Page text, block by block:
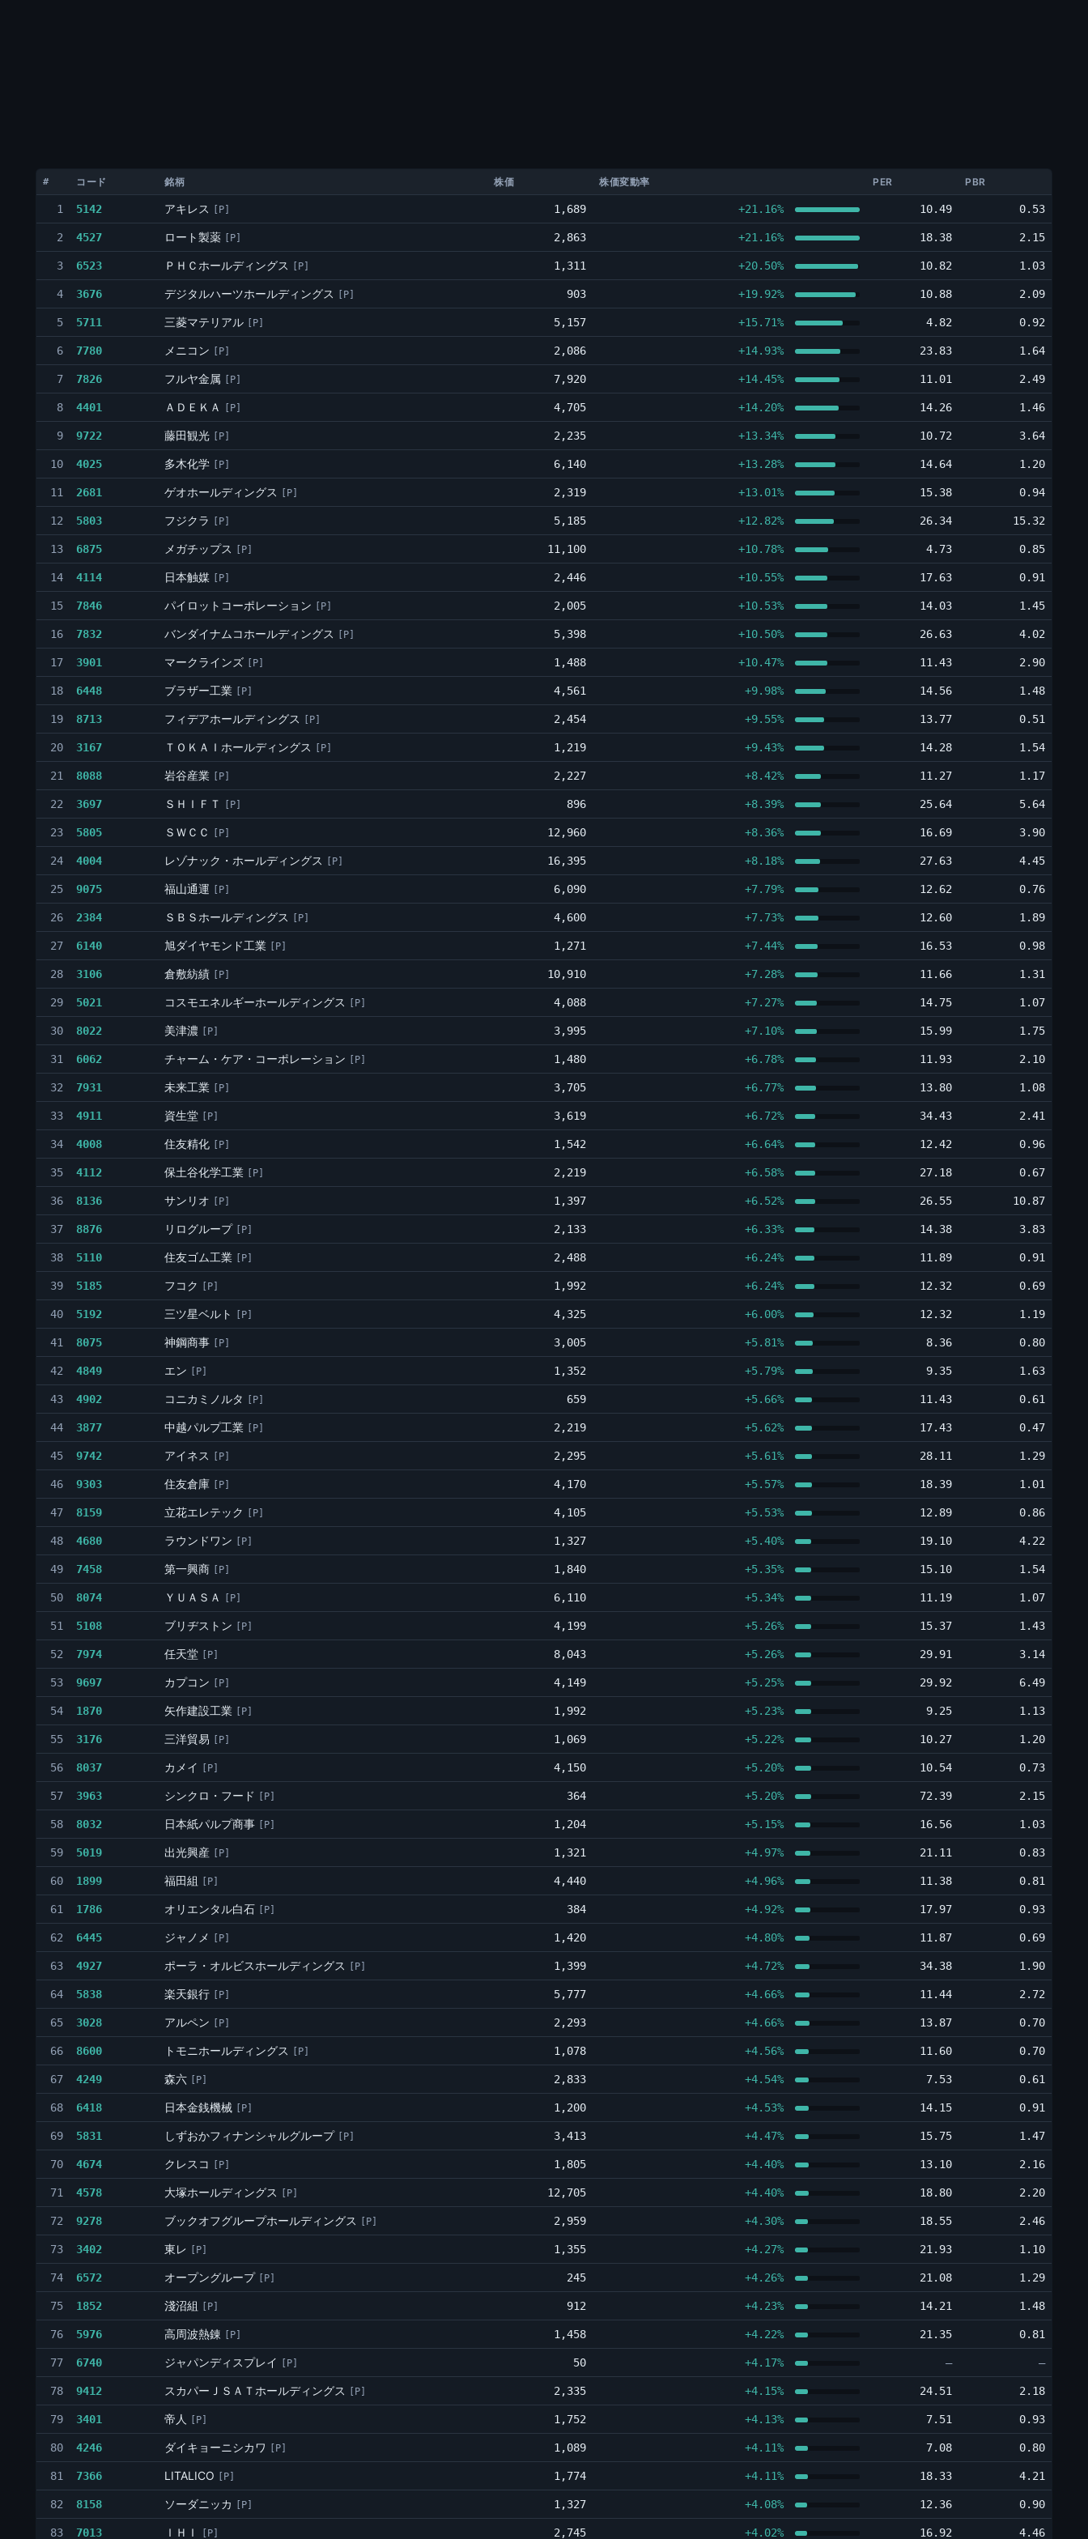
# コード 銘柄 株価 株価変動率 PER PBR
1 5142 アキレス [P] 1,689 +21.16% 10.49 0.53
2 4527 ロート製薬 [P] 2,863 +21.16% 18.38 2.15
3 6523 ＰＨＣホールディングス [P] 1,311 +20.50% 10.82 1.03
4 3676 デジタルハーツホールディングス [P] 903 +19.92% 10.88 2.09
5 5711 三菱マテリアル [P] 5,157 +15.71% 4.82 0.92
6 7780 メニコン [P] 2,086 +14.93% 23.83 1.64
7 7826 フルヤ金属 [P] 7,920 +14.45% 11.01 2.49
8 4401 ＡＤＥＫＡ [P] 4,705 +14.20% 14.26 1.46
9 9722 藤田観光 [P] 2,235 +13.34% 10.72 3.64
10 4025 多木化学 [P] 6,140 +13.28% 14.64 1.20
11 2681 ゲオホールディングス [P] 2,319 +13.01% 15.38 0.94
12 5803 フジクラ [P] 5,185 +12.82% 26.34 15.32
13 6875 メガチップス [P] 11,100 +10.78% 4.73 0.85
14 4114 日本触媒 [P] 2,446 +10.55% 17.63 0.91
15 7846 パイロットコーポレーション [P] 2,005 +10.53% 14.03 1.45
16 7832 バンダイナムコホールディングス [P] 5,398 +10.50% 26.63 4.02
17 3901 マークラインズ [P] 1,488 +10.47% 11.43 2.90
18 6448 ブラザー工業 [P] 4,561 +9.98% 14.56 1.48
19 8713 フィデアホールディングス [P] 2,454 +9.55% 13.77 0.51
20 3167 ＴＯＫＡＩホールディングス [P] 1,219 +9.43% 14.28 1.54
21 8088 岩谷産業 [P] 2,227 +8.42% 11.27 1.17
22 3697 ＳＨＩＦＴ [P] 896 +8.39% 25.64 5.64
23 5805 ＳＷＣＣ [P] 12,960 +8.36% 16.69 3.90
24 4004 レゾナック・ホールディングス [P] 16,395 +8.18% 27.63 4.45
25 9075 福山通運 [P] 6,090 +7.79% 12.62 0.76
26 2384 ＳＢＳホールディングス [P] 4,600 +7.73% 12.60 1.89
27 6140 旭ダイヤモンド工業 [P] 1,271 +7.44% 16.53 0.98
28 3106 倉敷紡績 [P] 10,910 +7.28% 11.66 1.31
29 5021 コスモエネルギーホールディングス [P] 4,088 +7.27% 14.75 1.07
30 8022 美津濃 [P] 3,995 +7.10% 15.99 1.75
31 6062 チャーム・ケア・コーポレーション [P] 1,480 +6.78% 11.93 2.10
32 7931 未来工業 [P] 3,705 +6.77% 13.80 1.08
33 4911 資生堂 [P] 3,619 +6.72% 34.43 2.41
34 4008 住友精化 [P] 1,542 +6.64% 12.42 0.96
35 4112 保土谷化学工業 [P] 2,219 +6.58% 27.18 0.67
36 8136 サンリオ [P] 1,397 +6.52% 26.55 10.87
37 8876 リログループ [P] 2,133 +6.33% 14.38 3.83
38 5110 住友ゴム工業 [P] 2,488 +6.24% 11.89 0.91
39 5185 フコク [P] 1,992 +6.24% 12.32 0.69
40 5192 三ツ星ベルト [P] 4,325 +6.00% 12.32 1.19
41 8075 神鋼商事 [P] 3,005 +5.81% 8.36 0.80
42 4849 エン [P] 1,352 +5.79% 9.35 1.63
43 4902 コニカミノルタ [P] 659 +5.66% 11.43 0.61
44 3877 中越パルプ工業 [P] 2,219 +5.62% 17.43 0.47
45 9742 アイネス [P] 2,295 +5.61% 28.11 1.29
46 9303 住友倉庫 [P] 4,170 +5.57% 18.39 1.01
47 8159 立花エレテック [P] 4,105 +5.53% 12.89 0.86
48 4680 ラウンドワン [P] 1,327 +5.40% 19.10 4.22
49 7458 第一興商 [P] 1,840 +5.35% 15.10 1.54
50 8074 ＹＵＡＳＡ [P] 6,110 +5.34% 11.19 1.07
51 5108 ブリヂストン [P] 4,199 +5.26% 15.37 1.43
52 7974 任天堂 [P] 8,043 +5.26% 29.91 3.14
53 9697 カプコン [P] 4,149 +5.25% 29.92 6.49
54 1870 矢作建設工業 [P] 1,992 +5.23% 9.25 1.13
55 3176 三洋貿易 [P] 1,069 +5.22% 10.27 1.20
56 8037 カメイ [P] 4,150 +5.20% 10.54 0.73
57 3963 シンクロ・フード [P] 364 +5.20% 72.39 2.15
58 8032 日本紙パルプ商事 [P] 1,204 +5.15% 16.56 1.03
59 5019 出光興産 [P] 1,321 +4.97% 21.11 0.83
60 1899 福田組 [P] 4,440 +4.96% 11.38 0.81
61 1786 オリエンタル白石 [P] 384 +4.92% 17.97 0.93
62 6445 ジャノメ [P] 1,420 +4.80% 11.87 0.69
63 4927 ポーラ・オルビスホールディングス [P] 1,399 +4.72% 34.38 1.90
64 5838 楽天銀行 [P] 5,777 +4.66% 11.44 2.72
65 3028 アルペン [P] 2,293 +4.66% 13.87 0.70
66 8600 トモニホールディングス [P] 1,078 +4.56% 11.60 0.70
67 4249 森六 [P] 2,833 +4.54% 7.53 0.61
68 6418 日本金銭機械 [P] 1,200 +4.53% 14.15 0.91
69 5831 しずおかフィナンシャルグループ [P] 3,413 +4.47% 15.75 1.47
70 4674 クレスコ [P] 1,805 +4.40% 13.10 2.16
71 4578 大塚ホールディングス [P] 12,705 +4.40% 18.80 2.20
72 9278 ブックオフグループホールディングス [P] 2,959 +4.30% 18.55 2.46
73 3402 東レ [P] 1,355 +4.27% 21.93 1.10
74 6572 オープングループ [P] 245 +4.26% 21.08 1.29
75 1852 淺沼組 [P] 912 +4.23% 14.21 1.48
76 5976 高周波熱錬 [P] 1,458 +4.22% 21.35 0.81
77 6740 ジャパンディスプレイ [P] 50 +4.17% ― ―
78 9412 スカパーＪＳＡＴホールディングス [P] 2,335 +4.15% 24.51 2.18
79 3401 帝人 [P] 1,752 +4.13% 7.51 0.93
80 4246 ダイキョーニシカワ [P] 1,089 +4.11% 7.08 0.80
81 7366 LITALICO [P] 1,774 +4.11% 18.33 4.21
82 8158 ソーダニッカ [P] 1,327 +4.08% 12.36 0.90
83 7013 ＩＨＩ [P] 2,745 +4.02% 16.92 4.46